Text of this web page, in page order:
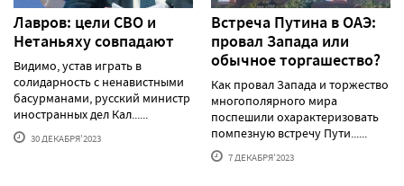
Лавров: цели СВО и
Нетаньяху совпадают
Видимо, устав играть в
солидарность с ненавистными
басурманами, русский министр
иностранных дел Кал......
30 ДЕКАБРЯ'2023
Встреча Путина в ОАЭ:
провал Запада или
обычное торгашество?
Как провал Запада и торжество
многополярного мира
поспешили охарактеризовать
помпезную встречу Пути......
7 ДЕКАБРЯ'2023